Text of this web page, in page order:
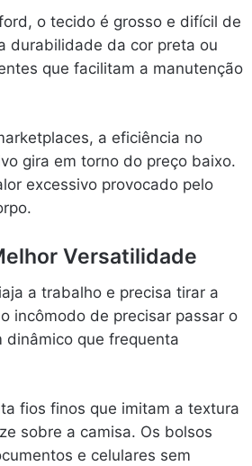
o tecido é grosso e difícil de
durabilidade da cor preta ou
que facilitam a manutenção
a eficiência no
gira em torno do preço baixo.
excessivo provocado pelo
Versatilidade
a trabalho e precisa tirar a
incômodo de precisar passar o
dinâmico que frequenta
fios finos que imitam a textura
sobre a camisa. Os bolsos
e celulares sem